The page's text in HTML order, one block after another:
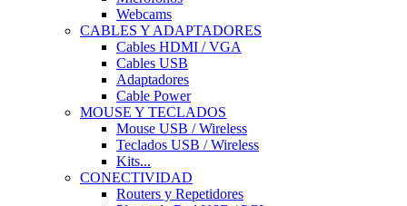
Webcams
CABLES Y ADAPTADORES
Cables HDMI / VGA
Cables USB
Adaptadores
Cable Power
MOUSE Y TECLADOS
Mouse USB / Wireless
Teclados USB / Wireless
Kits...
CONECTIVIDAD
Routers y Repetidores